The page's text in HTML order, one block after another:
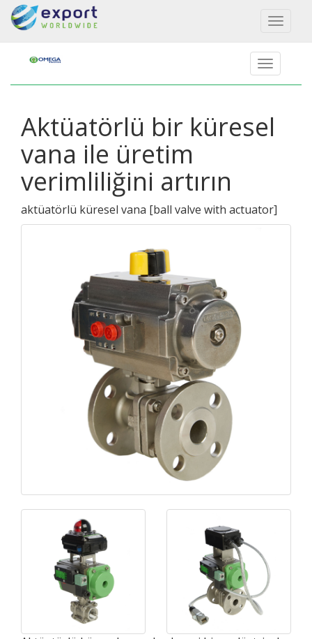
Toggle
Aktüatörlü bir küresel
vana ile üretim
verimliliğini artırın
aktüatörlü küresel vana [ball valve with actuator]